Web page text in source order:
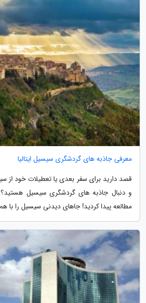
معرفی جاذبه های گردشگری سیسیل ایتالیا
قصد دارید برای سفر بعدی یا تعطیلات خود از
و دنبال جاذبه های گردشگری سیسیل هستید؟
مطالعه پیدا کردید! جاهای دیدنی سیسیل را با